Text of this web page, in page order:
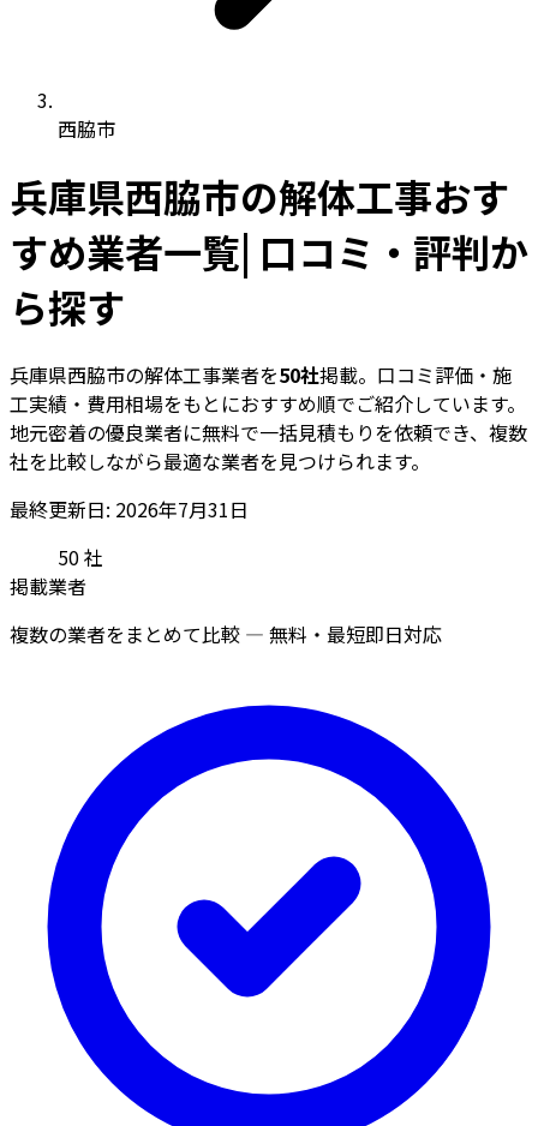
西脇市
兵庫県西脇市の解体工事おす
すめ業者一覧| 口コミ・評判か
ら探す
兵庫県西脇市の解体工事業者を50社掲載。口コミ評価・施
工実績・費用相場をもとにおすすめ順でご紹介しています。
地元密着の優良業者に無料で一括見積もりを依頼でき、複数
社を比較しながら最適な業者を見つけられます。
最終更新日: 2026年7月31日
50社
掲載業者
複数の業者をまとめて比較 — 無料・最短即日対応